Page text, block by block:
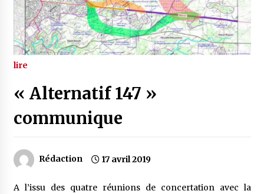
lire
« Alternatif 147 »
communique
Rédaction 17 avril 2019
A l’issu des quatre réunions de concertation avec la